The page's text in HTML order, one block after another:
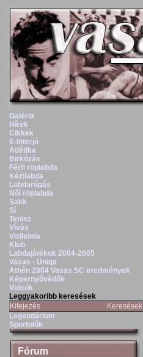
Galéria
Hírek
Cikkek
E-Interjú
Atlétika
Birkózás
Férfi röplabda
Kézilabda
Labdarúgás
Női röplabda
Sakk
Sí
Tenisz
Vívás
Vizilabda
Klub
Labdajátékok 2004-2005
Vasas - Uniqa
Athén 2004 Vasas SC eredmények
Képernyővédők
Videók
Leggyakoribb keresések
Kifejezés
Keresések
Legendárium
Sportolók
Fórum